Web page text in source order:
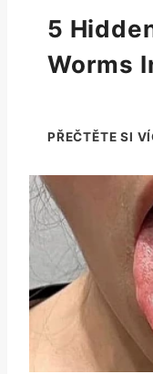
5
Worms